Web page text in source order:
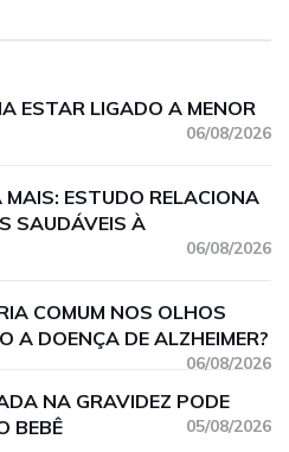
ESTAR LIGADO A MENOR
06/08/2026
ESTUDO RELACIONA
SAUDÁVEIS À
06/08/2026
COMUM NOS OLHOS
A DOENÇA DE ALZHEIMER?
06/08/2026
NA GRAVIDEZ PODE
BEBÊ
05/08/2026